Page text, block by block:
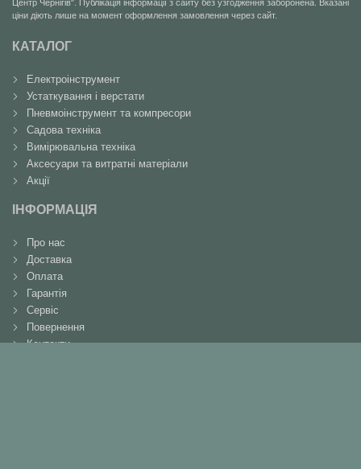
Центр Чернігів". Публікація інформації з сайту без узгодження заборонена. Вказані
ціни діють лише на момент оформлення замовлення через сайт.
КАТАЛОГ
Електроінструмент
Устаткування і верстати
Пневмоінструмент та компресори
Садова техніка
Вимірювальна техніка
Аксесуари та витратні матеріали
Акції
ІНФОРМАЦІЯ
Про нас
Доставка
Оплата
Гарантія
Сервіс
Повернення
Контакти